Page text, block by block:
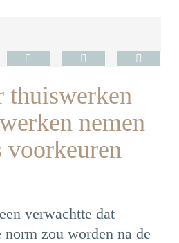
thuiswerken
nemen
voorkeuren
verwachtte dat
zou worden na de